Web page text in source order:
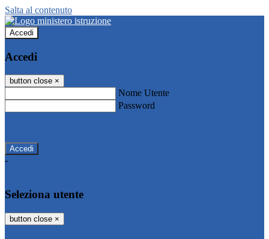
Salta al contenuto
Accedi
Accedi
button close ×
Nome Utente
Password
-
Seleziona utente
button close ×